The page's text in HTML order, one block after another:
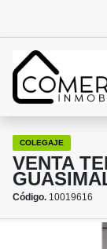
COLEGAJE
VENTA
Código. 10019616